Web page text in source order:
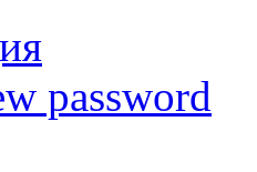
password